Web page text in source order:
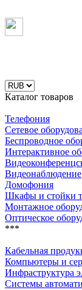
Каталог товаров
Телефония
Сетевое
Беспроводное
Интерактивное
Видеонаблюдение
Домофония
Шкафы и стойки
Монтажное
Оптическое
***
Кабельная
Компьютеры и
Инфраструктура
Системы